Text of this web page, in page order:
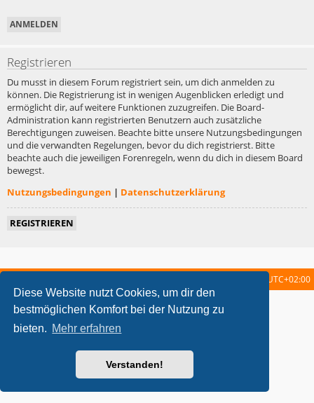
Diese Website nutzt Cookies, um dir den
bestmöglichen Komfort bei der Nutzung zu
bieten. Mehr erfahren
Verstanden!
Registrieren
Du musst in diesem Forum registriert sein, um dich anmelden zu
können. Die Registrierung ist in wenigen Augenblicken erledigt und
ermöglicht dir, auf weitere Funktionen zuzugreifen. Die Board-
Administration kann registrierten Benutzern auch zusätzliche
Berechtigungen zuweisen. Beachte bitte unsere Nutzungsbedingungen
und die verwandten Regelungen, bevor du dich registrierst. Bitte
beachte auch die jeweiligen Forenregeln, wenn du dich in diesem Board
bewegst.
Nutzungsbedingungen | Datenschutzerklärung
REGISTRIEREN
UTC+02:00
metrolike style by Eric Seguin Updated for phpBB3.2 by
Powered byphpBB ® Forum Software © phpBB Limited
Deutsche Übersetzung durch